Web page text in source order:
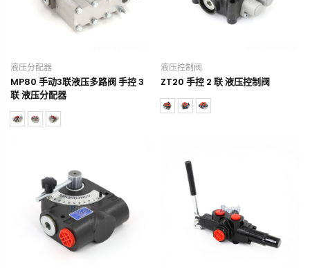
液压分配器
MP80 手动3联液压多路阀 手控 3
联 液压分配器
液压控制阀
ZT20 手控 2 联 液压控制阀